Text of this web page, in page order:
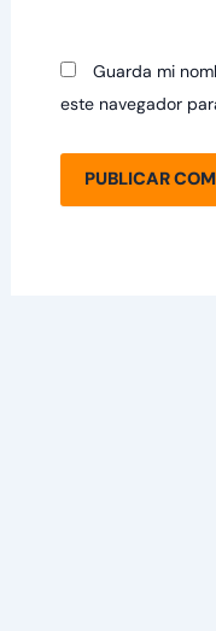
Guarda mi
este navegador